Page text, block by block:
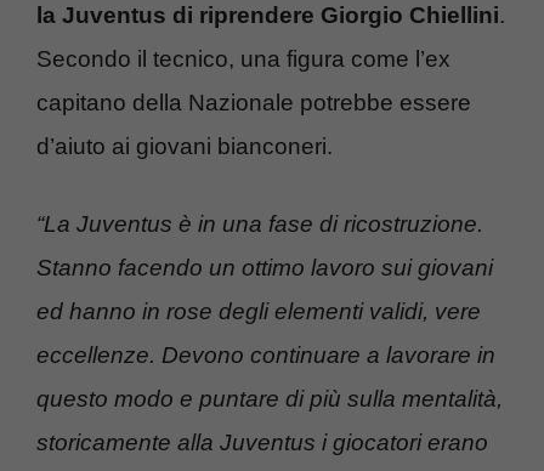
la Juventus di riprendere Giorgio Chiellini.
Secondo il tecnico, una figura come l’ex
capitano della Nazionale potrebbe essere
d’aiuto ai giovani bianconeri.
“La Juventus è in una fase di ricostruzione.
Stanno facendo un ottimo lavoro sui giovani
ed hanno in rose degli elementi validi, vere
eccellenze. Devono continuare a lavorare in
questo modo e puntare di più sulla mentalità,
storicamente alla Juventus i giocatori erano